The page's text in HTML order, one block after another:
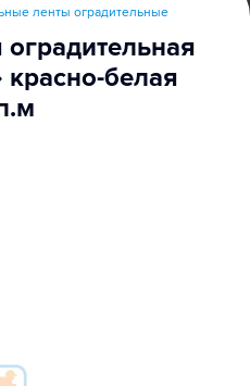
ленты оградительные
белая